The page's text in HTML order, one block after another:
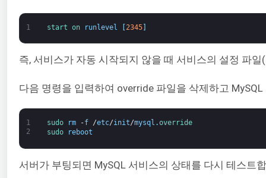
1 start on runlevel [2345]
즉, 서비스가 자동 시작되지 않을 때 서비스의 설정 파일(
다음 명령을 입력하여 override 파일을 삭제하고
1
2
sudo rm -f /etc/init/mysql .override
sudo
reboot
서버가 부팅되면 MySQL 서비스의 상태를 다시 테스트